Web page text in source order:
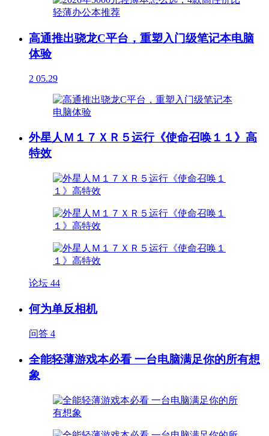
高通推出骁龙C平台，重塑入门级笔记本电脑
体验
2 05.29
外星人Ｍ１７ＸＲ５运行《使命召唤１１》高
特效
论坛 44
何为单反相机
问答 4
全能轻薄游戏本必看 一台电脑满足你的所有想
象